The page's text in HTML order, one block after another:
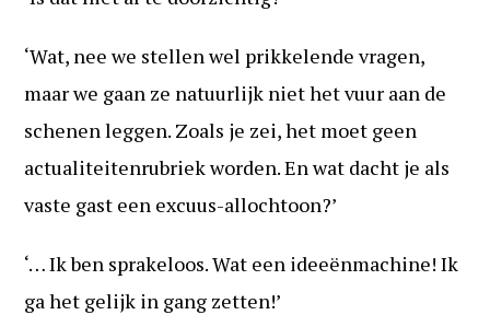
‘Wat, nee we stellen wel prikkelende vragen,
maar we gaan ze natuurlijk niet het vuur aan de
schenen leggen. Zoals je zei, het moet geen
actualiteitenrubriek worden. En wat dacht je als
vaste gast een excuus-allochtoon?’
‘… Ik ben sprakeloos. Wat een ideeënmachine! Ik
ga het gelijk in gang zetten!’